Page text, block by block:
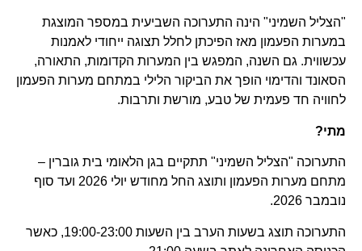
"הצליל השמיני" הינה התערוכה השביעית במספר המוצגת
במערות הפעמון מאז הפיכתן לחלל תצוגה ייחודי לאמנות
עכשווית. גם השנה, המפגש בין המערות הקדומות, התאורה,
הסאונד והדימוי הופך את הביקור הלילי במתחם מערות הפעמון
לחוויה חד פעמית של טבע, מורשת ותרבות.
מתי?
התערוכה "הצליל השמיני" תתקיים בגן הלאומי בית גוברין –
מתחם מערות הפעמון ותוצג החל מחודש יולי 2026 ועד סוף
נובמבר 2026.
התערוכה תוצג בשעות הערב בין השעות 19:00-23:00, כאשר